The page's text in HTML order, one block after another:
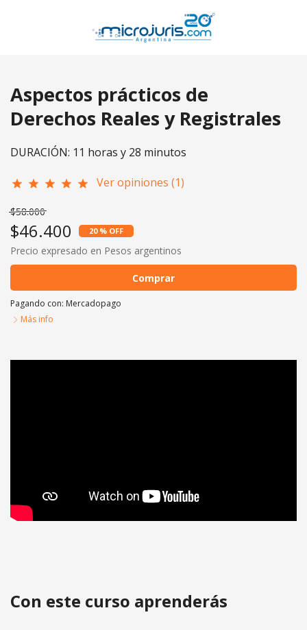
Aspectos prácticos de
Derechos Reales y Registrales
DURACIÓN: 11 horas y 28 minutos
star star star star star Ver opiniones (1)
$58.000
$46.400 20 % OFF
Precio expresado en Pesos argentinos
Comprar
Pagando con: Mercadopago
Más info
Con este curso aprenderás